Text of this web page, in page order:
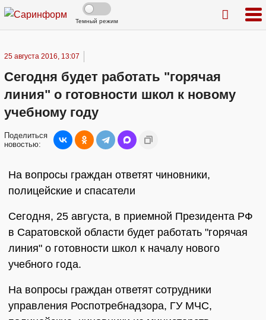
Темный режим
25 августа 2016, 13:07
Сегодня будет работать "горячая
линия" о готовности школ к новому
учебному году
Поделиться
новостью:
На вопросы граждан ответят чиновники,
полицейские и спасатели
Сегодня, 25 августа, в приемной Президента РФ
в Саратовской области будет работать "горячая
линия" о готовности школ к началу нового
учебного года.
На вопросы граждан ответят сотрудники
управления Роспотребнадзора, ГУ МЧС,